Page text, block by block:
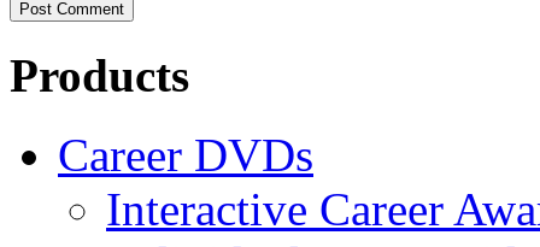
Products
Career DVDs
Interactive Career